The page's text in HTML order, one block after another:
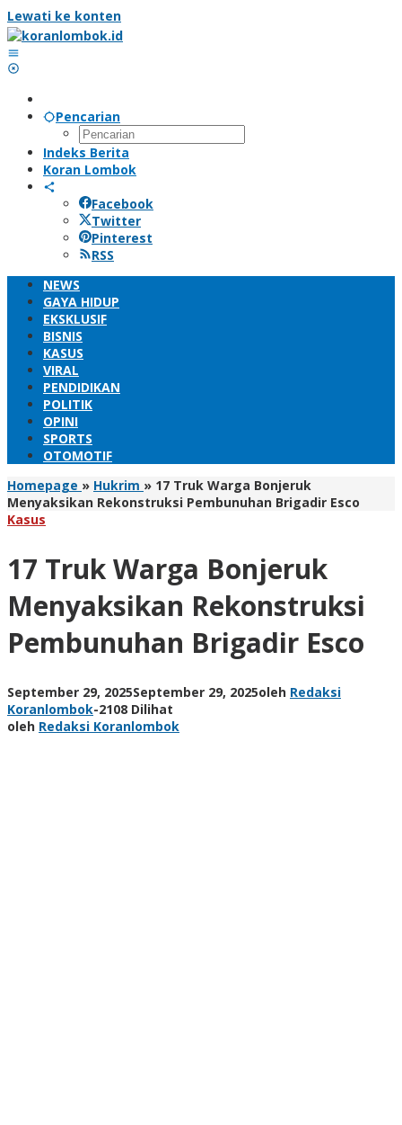
Lewati ke konten
Pencarian
Indeks Berita
Koran Lombok
Facebook
Twitter
Pinterest
RSS
NEWS
GAYA HIDUP
EKSKLUSIF
BISNIS
KASUS
VIRAL
PENDIDIKAN
POLITIK
OPINI
SPORTS
OTOMOTIF
Homepage » Hukrim » 17 Truk Warga Bonjeruk
Menyaksikan Rekonstruksi Pembunuhan Brigadir Esco
Kasus
17 Truk Warga Bonjeruk
Menyaksikan Rekonstruksi
Pembunuhan Brigadir Esco
September 29, 2025September 29, 2025oleh Redaksi
Koranlombok-2108 Dilihat
oleh Redaksi Koranlombok